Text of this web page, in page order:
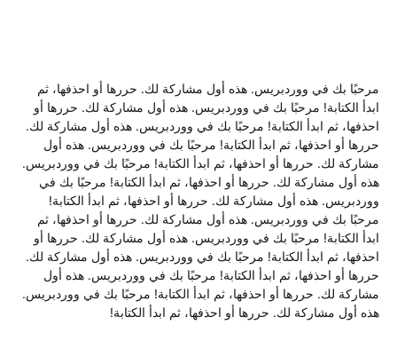
بك في ووردبريس. هذه أول مشاركة لك. حررها أو احذفها، ثم
الكتابة! مرحبًا بك في ووردبريس. هذه أول مشاركة لك. حررها أو
ثم ابدأ الكتابة! مرحبًا بك في ووردبريس. هذه أول مشاركة لك.
أو احذفها، ثم ابدأ الكتابة! مرحبًا بك في ووردبريس. هذه أول
لك. حررها أو احذفها، ثم ابدأ الكتابة! مرحبًا بك في ووردبريس.
أول مشاركة لك. حررها أو احذفها، ثم ابدأ الكتابة! مرحبًا بك في
هذه أول مشاركة لك. حررها أو احذفها، ثم ابدأ الكتابة!
بك في ووردبريس. هذه أول مشاركة لك. حررها أو احذفها، ثم
الكتابة! مرحبًا بك في ووردبريس. هذه أول مشاركة لك. حررها أو
ثم ابدأ الكتابة! مرحبًا بك في ووردبريس. هذه أول مشاركة لك.
أو احذفها، ثم ابدأ الكتابة! مرحبًا بك في ووردبريس. هذه أول
لك. حررها أو احذفها، ثم ابدأ الكتابة! مرحبًا بك في ووردبريس.
أول مشاركة لك. حررها أو احذفها، ثم ابدأ الكتابة!